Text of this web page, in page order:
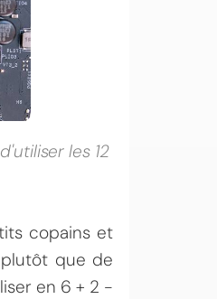
les 12
copains et
plutôt que de
en 6 + 2 -